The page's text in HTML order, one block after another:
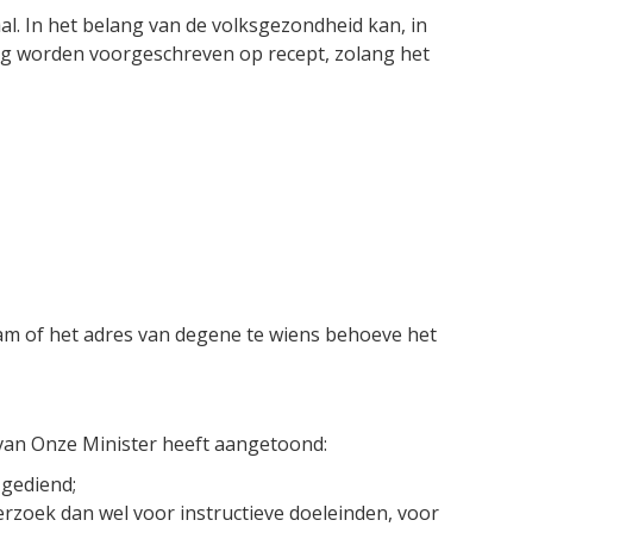
In het belang van de volksgezondheid kan, in
worden voorgeschreven op recept, zolang het
of het adres van degene te wiens behoeve het
Onze Minister heeft aangetoond:
dan wel voor instructieve doeleinden, voor